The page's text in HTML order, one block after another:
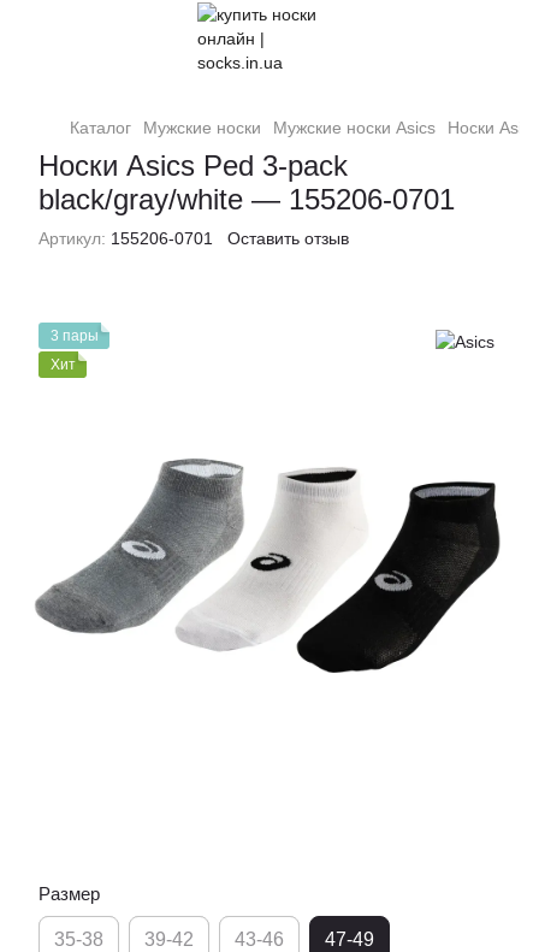
Каталог Мужские носки Мужские носки Asics Носки
Носки Asics Ped 3-pack
black/gray/white — 155206-0701
Артикул: 155206-0701 Оставить отзыв
3 пары
Хит
Размер
35-38 39-42 43-46 47-49